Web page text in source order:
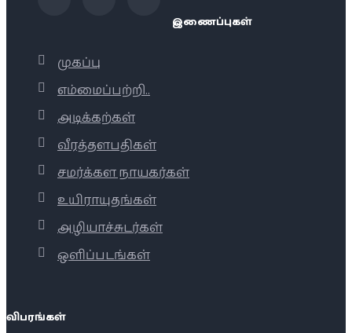
இணைப்புகள்
முகப்பு
எம்மைப்பற்றி..
அடிக்கற்கள்
வீரத்தளபதிகள்
சமர்க்கள நாயகர்கள்
உயிராயுதங்கள்
அழியாச்சுடர்கள்
ஒளிப்படங்கள்
விபரங்கள்